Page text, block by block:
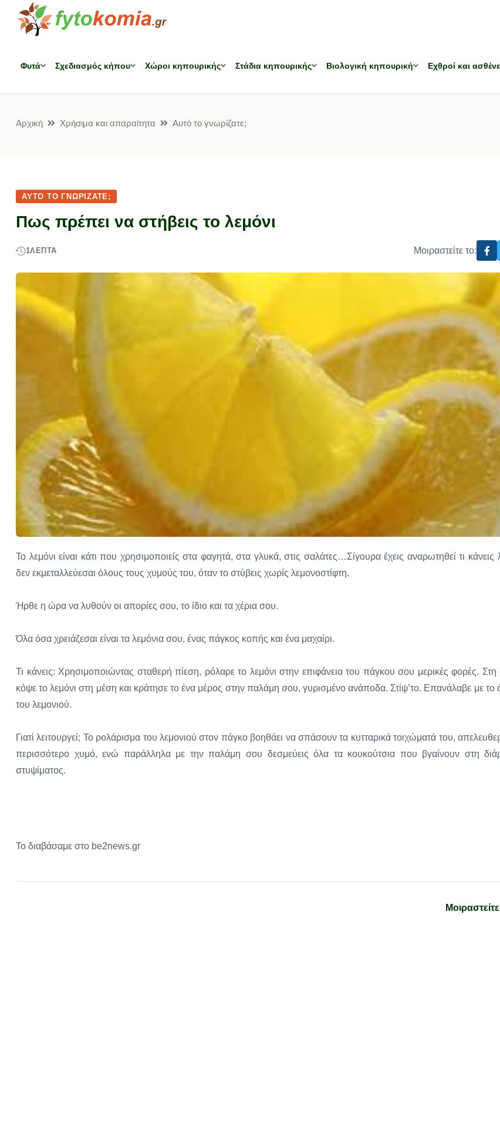
Φυτά Σχεδιασμός κήπου Χώροι κηπουρικής Στάδια κηπουρικής Βιολογική κηπουρική Εχθροί και
Αρχική Χρήσιμα και απαραίτητα Αυτό το γνωρίζατε;
ΑΥΤΌ ΤΟ ΓΝΩΡΊΖΑΤΕ;
Πως πρέπει να στήβεις το λεμόνι
1ΛΕΠΤΆ Μοιραστείτε το:
Το λεμόνι είναι κάτι που χρησιμοποιείς στα φαγητά, στα γλυκά, στις σαλάτες…Σίγουρα έχεις αναρωτηθεί τι κάνεις
δεν εκμεταλλεύεσαι όλους τους χυμούς του, όταν το στύβεις χωρίς λεμονοστίφτη.
Ήρθε η ώρα να λυθούν οι απορίες σου, το ίδιο και τα χέρια σου.
Όλα όσα χρειάζεσαι είναι τα λεμόνια σου, ένας πάγκος κοπής και ένα μαχαίρι.
Τι κάνεις: Χρησιμοποιώντας σταθερή πίεση, ρόλαρε το λεμόνι στην επιφάνεια του πάγκου σου μερικές φορές. Στη
κόψε το λεμόνι στη μέση και κράτησε το ένα μέρος στην παλάμη σου, γυρισμένο ανάποδα. Στίψ’το. Επανάλαβε με το
του λεμονιού.
Γιατί λειτουργεί; Το ρολάρισμα του λεμονιού στον πάγκο βοηθάει να σπάσουν τα κυτταρικά τοιχώματά του,
περισσότερο χυμό, ενώ παράλληλα με την παλάμη σου δεσμεύεις όλα τα κουκούτσια που βγαίνουν στη
στυψίματος.
Το διαβάσαμε στο be2news.gr